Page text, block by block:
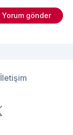
İletişim